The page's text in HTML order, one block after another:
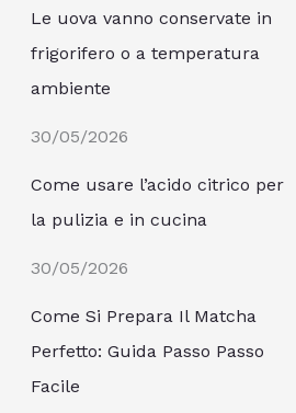
Le uova vanno conservate in
frigorifero o a temperatura
ambiente
30/05/2026
Come usare l’acido citrico per
la pulizia e in cucina
30/05/2026
Come Si Prepara Il Matcha
Perfetto: Guida Passo Passo
Facile